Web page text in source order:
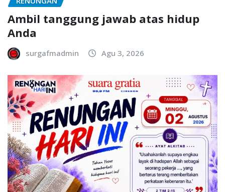
Ambil tanggung jawab atas hidup
Anda
surgafmadmin Agu 3, 2026